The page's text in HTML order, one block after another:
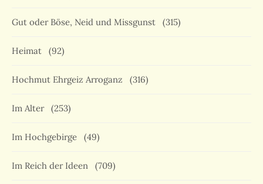
Gut oder Böse, Neid und Missgunst (315)
Heimat (92)
Hochmut Ehrgeiz Arroganz (316)
Im Alter (253)
Im Hochgebirge (49)
Im Reich der Ideen (709)